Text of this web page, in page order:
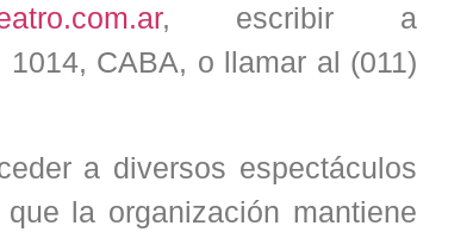
, escribir a
CABA, o llamar al (011)
a diversos espectáculos
la organización mantiene